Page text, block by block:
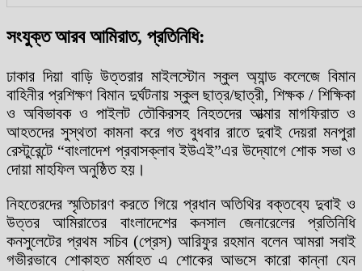
সংযুক্ত আরব আমিরাত, প্রতিনিধি:
ঢাকার দিয়া বাড়ি উত্তরার মাইলস্টোন স্কুল অ্যান্ড কলেজে বিমান
বাহিনীর প্রশিক্ষণ বিমান দুর্ঘটনায় স্কুল ছাত্র/ছাত্রী, শিক্ষক / শিক্ষিকা
ও অবিভাবক ও পাইলট তৌকিরসহ নিহতদের আত্মার মাগফিরাত ও
আহতদের সুস্থতা কামনা করে গত বুধবার রাতে দুবাই দেয়রা মনপুরা
রেস্টুরেন্টে “বাংলাদেশ প্রবাসক্লাব ইউএই”এর উদ্যোগে শোক সভা ও
দোয়া মাহফিল অনুষ্ঠিত হয়।
নিহতেরদের স্মৃতিচারণ করতে গিয়ে প্রধান অতিথির বক্তব্যে দুবাই ও
উত্তর আমিরাতের বাংলাদেশের কনসাল জেনারেলের প্রতিনিধি
কনসুলেটের প্রথম সচিব (প্রেস) আরিফুর রহমান বলেন আমরা সবাই
গভীরভাবে শোকাহত মর্মাহত এ শোকের আভসে কারো কান্না যেন